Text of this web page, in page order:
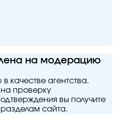
на модерацию
качестве агентства.
проверку
вы получите
сайта.